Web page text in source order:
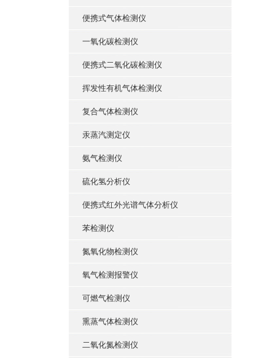
便携式气体检测仪
一氧化碳检测仪
便携式二氧化碳检测仪
挥发性有机气体检测仪
复合气体检测仪
汞蒸汽测定仪
氨气检测仪
硫化氢分析仪
便携式红外光谱气体分析仪
苯检测仪
氮氧化物检测仪
氧气检测报警仪
可燃气检测仪
熏蒸气体检测仪
二氧化氮检测仪